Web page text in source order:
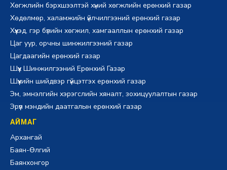
Хөгжлийн бэрхшээлтэй хүний хөгжлийн ерөнхий газар
Хөдөлмөр, халамжийн үйлчилгээний ерөнхий газар
Хүүхэд, гэр бүлийн хөгжил, хамгааллын ерөнхий газар
Цаг уур, орчны шинжилгээний газар
Цагдаагийн ерөнхий газар
Шүүх Шинжилгээний Ерөнхий Газар
Шүүхийн шийдвэр гүйцэтгэх ерөнхий газар
Эм, эмнэлгийн хэрэгслийн хяналт, зохицуулалтын газар
Эрүүл мэндийн даатгалын ерөнхий газар
АЙМАГ
Архангай
Баян-Өлгий
Баянхонгор